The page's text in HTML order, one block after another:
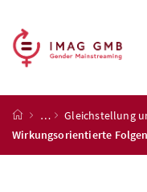
Startseite
…
Gleichstellung
Wirkungsorientierte